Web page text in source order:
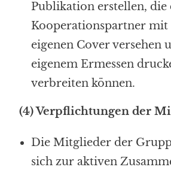
Publikation erstellen, die
Kooperationspartner mit
eigenen Cover versehen
eigenem Ermessen
verbreiten können.
(4) Verpflichtungen der
Die Mitglieder der
sich zur aktiven